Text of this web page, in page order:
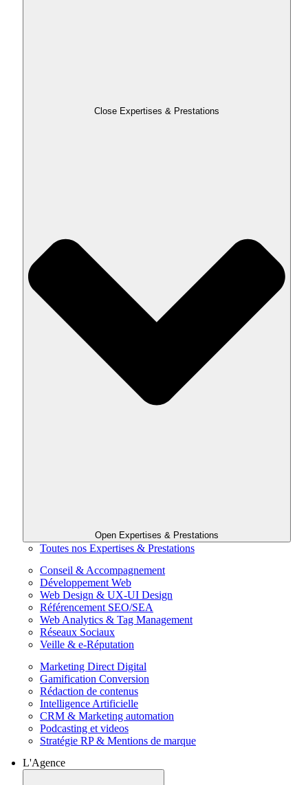
Close Expertises & Prestations
Open Expertises & Prestations
Toutes nos Expertises & Prestations
Conseil & Accompagnement
Développement Web
Web Design & UX-UI Design
Référencement SEO/SEA
Web Analytics & Tag Management
Réseaux Sociaux
Veille & e-Réputation
Marketing Direct Digital
Gamification Conversion
Rédaction de contenus
Intelligence Artificielle
CRM & Marketing automation
Podcasting et videos
Stratégie RP & Mentions de marque
L'Agence